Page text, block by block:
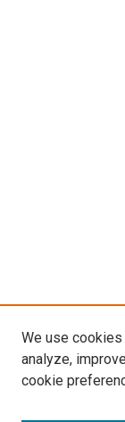
We use
analyze,
cookie